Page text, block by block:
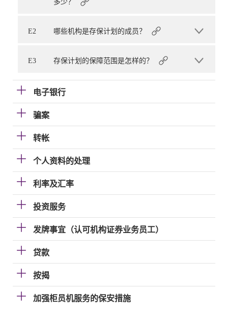
多少？
E2 哪些机构是存保计划的成员？
E3 存保计划的保障范围是怎样的？
电子银行
骗案
转帐
个人资料的处理
利率及汇率
投资服务
发牌事宜（认可机构证券业务员工）
贷款
按揭
加强柜员机服务的保安措施